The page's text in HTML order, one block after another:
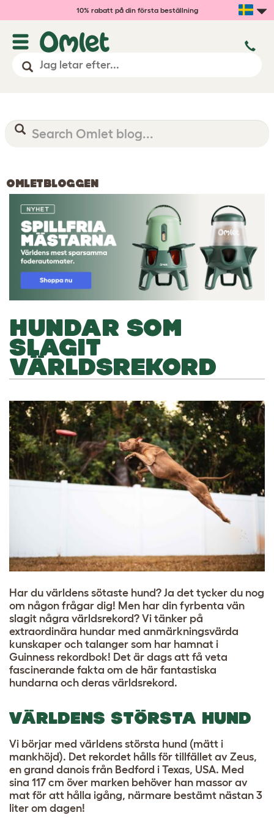
10% rabatt på din första beställning
OMLETBLOGGEN
HUNDAR SOM
SLAGIT
VÄRLDSREKORD
Har du världens sötaste hund? Ja det tycker du nog
om någon frågar dig! Men har din fyrbenta vän
slagit några världsrekord? Vi tänker på
extraordinära hundar med anmärkningsvärda
kunskaper och talanger som har hamnat i
Guinness rekordbok! Det är dags att få veta
fascinerande fakta om de här fantastiska
hundarna och deras världsrekord.
VÄRLDENS STÖRSTA HUND
Vi börjar med världens största hund (mätt i
mankhöjd). Det rekordet hålls för tillfället av Zeus,
en grand danois från Bedford i Texas, USA. Med
sina 117 cm över marken behöver han massor av
mat för att hålla igång, närmare bestämt nästan 3
liter om dagen!